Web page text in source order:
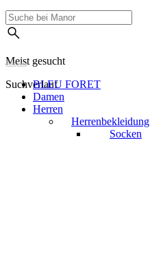
Meist gesucht
SuchverlaufBLEU FORET
Damen
Herren
Herrenbekleidung
Socken